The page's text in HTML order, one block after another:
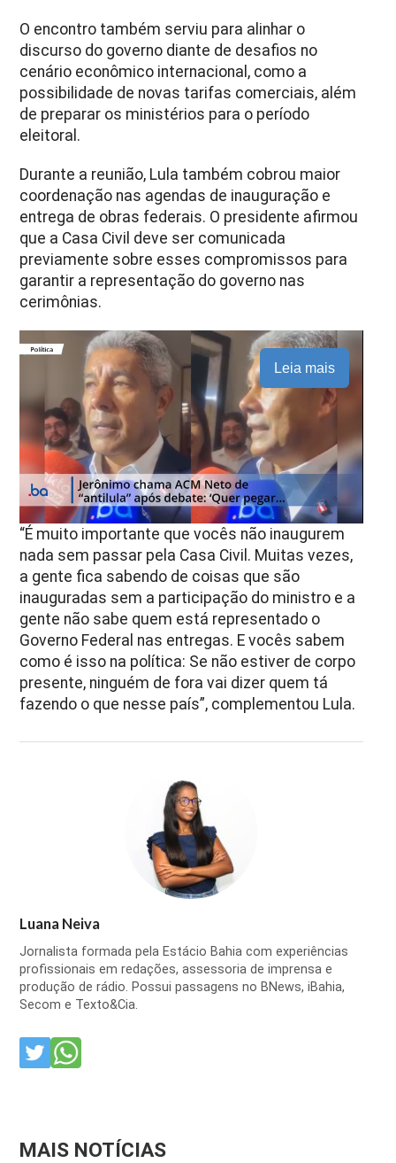
O encontro também serviu para alinhar o
discurso do governo diante de desafios no
cenário econômico internacional, como a
possibilidade de novas tarifas comerciais, além
de preparar os ministérios para o período
eleitoral.
Durante a reunião, Lula também cobrou maior
coordenação nas agendas de inauguração e
entrega de obras federais. O presidente afirmou
que a Casa Civil deve ser comunicada
previamente sobre esses compromissos para
garantir a representação do governo nas
cerimônias.
Leia mais
“É muito importante que vocês não inaugurem
nada sem passar pela Casa Civil. Muitas vezes,
a gente fica sabendo de coisas que são
inauguradas sem a participação do ministro e a
gente não sabe quem está representado o
Governo Federal nas entregas. E vocês sabem
como é isso na política: Se não estiver de corpo
presente, ninguém de fora vai dizer quem tá
fazendo o que nesse país”, complementou Lula.
Luana Neiva
Jornalista formada pela Estácio Bahia com experiências
profissionais em redações, assessoria de imprensa e
produção de rádio. Possui passagens no BNews, iBahia,
Secom e Texto&Cia.
MAIS NOTÍCIAS